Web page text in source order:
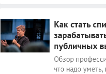
Как стать
публичных
Обзор
что надо уметь,